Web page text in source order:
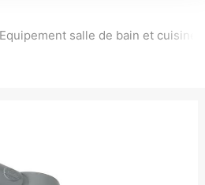
Equipement salle de bain et cuisine